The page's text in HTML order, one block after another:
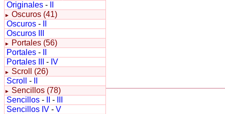
Originales -
► Oscuros (41)
Oscuros -
Oscuros III
►
Portales (56)
Portales -
Portales III
- IV
►
Scroll (26)
Scroll
-
►
Sencillos (78)
Sencillos - -
Sencillos IV - V